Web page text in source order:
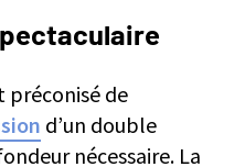
préconisé de
d’un double
nécessaire. La